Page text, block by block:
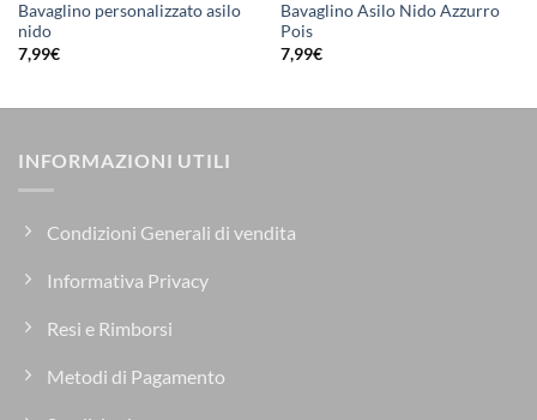
Bavaglino personalizzato asilo
nido
7,99€
Bavaglino Asilo Nido Azzurro
Pois
7,99€
INFORMAZIONI UTILI
Condizioni Generali di vendita
Informativa Privacy
Resi e Rimborsi
Metodi di Pagamento